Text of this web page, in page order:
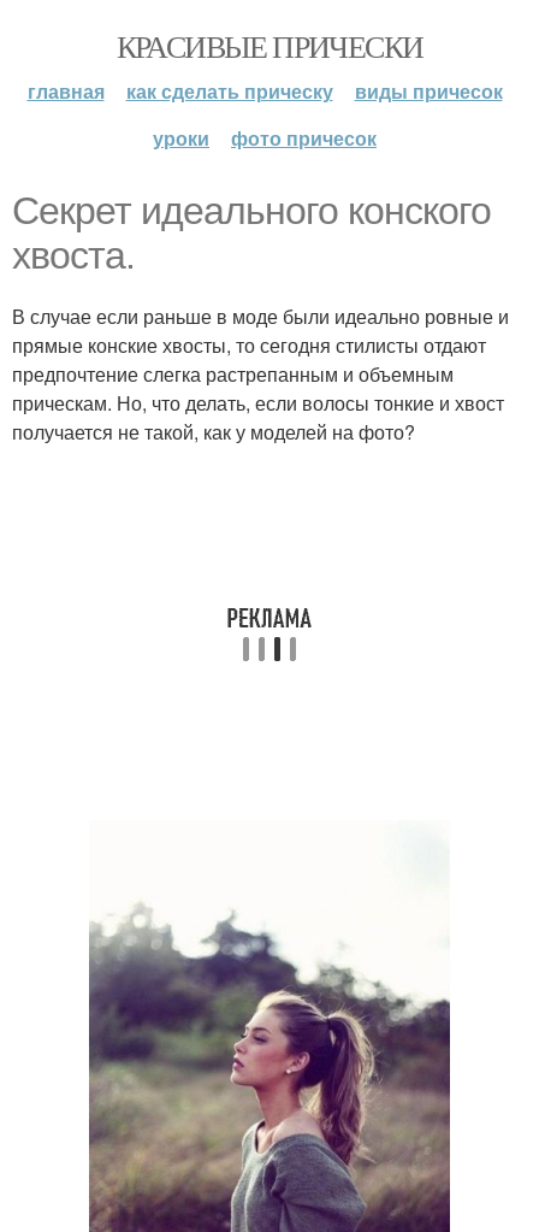
КРАСИВЫЕ ПРИЧЕСКИ
главная как сделать прическу
виды причесок
уроки
фото причесок
Секрет идеального конского
хвоста.
В случае если раньше в моде были идеально ровные и
прямые конские хвосты, то сегодня стилисты отдают
предпочтение слегка растрепанным и объемным
прическам. Но, что делать, если волосы тонкие и хвост
получается не такой, как у моделей на фото?